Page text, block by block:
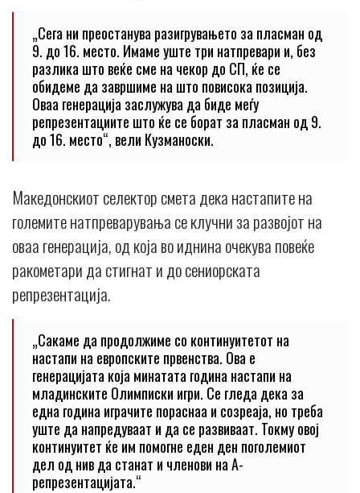
„Сега ни преостанува разигрувањето за пласман од
9. до 16. место. Имаме уште три натпревари и, без
разлика што веќе сме на чекор до СП, ќе се
обидеме да завршиме на што повисока позиција.
Оваа генерација заслужува да биде меѓу
репрезентациите што ќе се борат за пласман од 9.
до 16. место“, вели Кузманоски.
Македонскиот селектор смета дека настапите на
големите натпреварувања се клучни за развојот на
оваа генерација, од која во иднина очекува повеќе
ракометари да стигнат и до сениорската
репрезентација.
„Сакаме да продолжиме со континуитетот на
настапи на европските првенства. Ова е
генерацијата која минатата година настапи на
младинските Олимписки игри. Се гледа дека за
една година играчите пораснаа и созреаја, но треба
уште да напредуваат и да се развиваат. Токму овој
континуитет ќе им помогне еден ден поголемиот
дел од нив да станат и членови на А-
репрезентацијата.“